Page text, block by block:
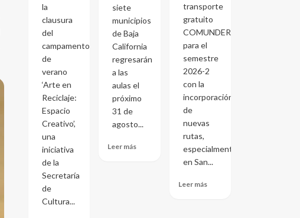
la
clausura
del
campamento
de
verano
‘Arte en
Reciclaje:
Espacio
Creativo’,
una
iniciativa
de la
Secretaría
de
Cultura...
siete
municipios
de Baja
California
regresarán
a las
aulas el
próximo
31 de
agosto...
Leer más
transporte
gratuito
COMUNDER
para el
semestre
2026-2
con la
incorporación
de
nuevas
rutas,
especialmente
en San...
Leer más